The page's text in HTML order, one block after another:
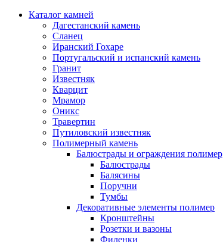
Каталог камней
Дагестанский камень
Сланец
Иранский Гохаре
Португальский и испанский камень
Гранит
Известняк
Кварцит
Мрамор
Оникс
Травертин
Путиловский известняк
Полимерный камень
Балюстрады и ограждения полимер
Балюстрады
Балясины
Поручни
Тумбы
Декоративные элементы полимер
Кронштейны
Розетки и вазоны
Филенки